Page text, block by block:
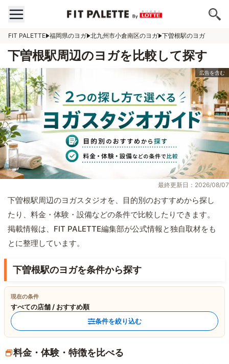
FIT PALETTE 福岡県のヨガ 北九州市小倉南区のヨガ 下曽根駅のヨガ
下曽根駅周辺のヨガを比較して探す
最終更新日：2026/08/07
下曽根駅周辺のヨガスタジオを、目的別のおすすめから探し
たり、料金・体験・設備などの条件で比較したりできます。
掲載情報は、FIT PALETTE編集部が公式情報と独自取材をも
とに整理しています。
下曽根駅のヨガを条件から探す
現在の条件
すべての店舗 / おすすめ順
条件を絞り込む
料金・体験・特徴を比べる